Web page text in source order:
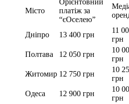
Місто
Орієнтовний
платіж за
“єОселею”
Дніпро 13 400 грн
11
грн
Полтава
12 050 грн
10
грн
Житомир 12 750 грн
10
грн
Одеса
12 900 грн
10
грн